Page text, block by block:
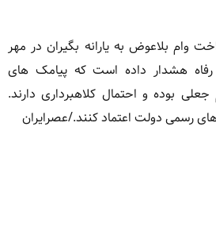
وام بلاعوض به یارانه بگیران در مهر
رفاه هشدار داده است که پیامک های
بوده و احتمال کلاهبرداری دارند.
رسمی دولت اعتماد کنند./عصرایران